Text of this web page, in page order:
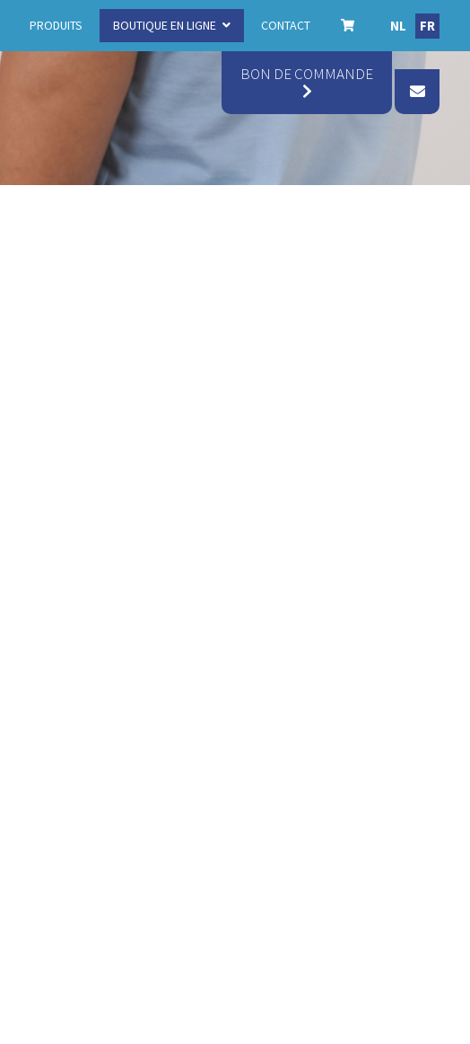
PRODUITS BOUTIQUE EN LIGNE CONTACT NL FR
BON DE COMMANDE